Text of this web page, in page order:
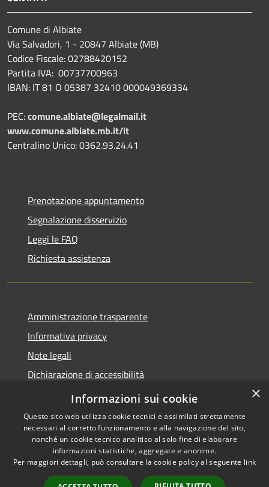
Comune di Albiate
Via Salvadori, 1 - 20847 Albiate (MB)
Codice Fiscale: 02788420152
Partita IVA: 00737700963
IBAN: IT 81 O 05387 32410 000049369334
PEC:comune.albiate@legalmail.it
www.comune.albiate.mb.it/it
Centralino Unico: 0362.93.24.41
Prenotazione appuntamento
Segnalazione disservizio
Leggi le FAQ
Richiesta assistenza
Amministrazione trasparente
Informativa privacy
Note legali
Dichiarazione di accessibilità
Obbietivi di accessibilità
Accessibilità
Copyright © 2026 • Comune di
Albiate • Powered by
Municipium• Accesso
×
Informazioni sui cookie
Questo sito web utilizza cookie tecnici e assimilati strettamente
necessari al corretto funzionamento e alla navigazione del sito,
nonché un cookie tecnico analitico al solo fine di elaborare
informazioni statistiche, aggregate e anonime.
Per maggiori dettagli, può consultare la cookie policy al seguente link